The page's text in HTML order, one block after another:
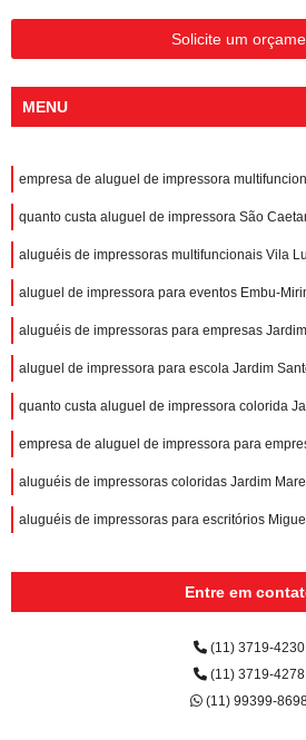
Solicite um
MENU
empresa de aluguel de impressora
quanto custa aluguel de impressora São
aluguéis de impressoras multifuncionais Vila
aluguel de impressora para eventos Embu-
aluguéis de impressoras para empresas
aluguel de impressora para escola Jardim
quanto custa aluguel de impressora colorida
empresa de aluguel de impressora para
aluguéis de impressoras coloridas Jardim
aluguéis de impressoras para escritórios
Entre em
(11) 3719-4230
(11) 3719-4278
(11) 99399-